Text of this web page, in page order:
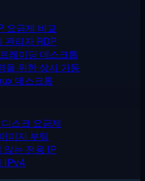
요금제 비교
관리자 RDP
레이딩 데스크톱
을 위한 상시 가동
데스크톱
스크 요금제
미지 부팅
않는 전용 IP
IPv4